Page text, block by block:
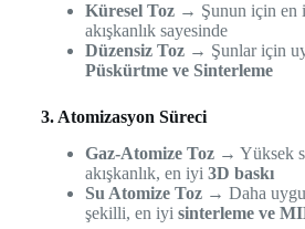
Küresel Toz→ Şunun için en
akışkanlık sayesinde
Düzensiz Toz→ Şunlar için
Püskürtme ve Sinterleme
3. Atomizasyon Süreci
Gaz-Atomize Toz→ Yüksek
akışkanlık, en iyi 3D baskı
Su Atomize Toz→ Daha
şekilli, en iyi sinterleme ve